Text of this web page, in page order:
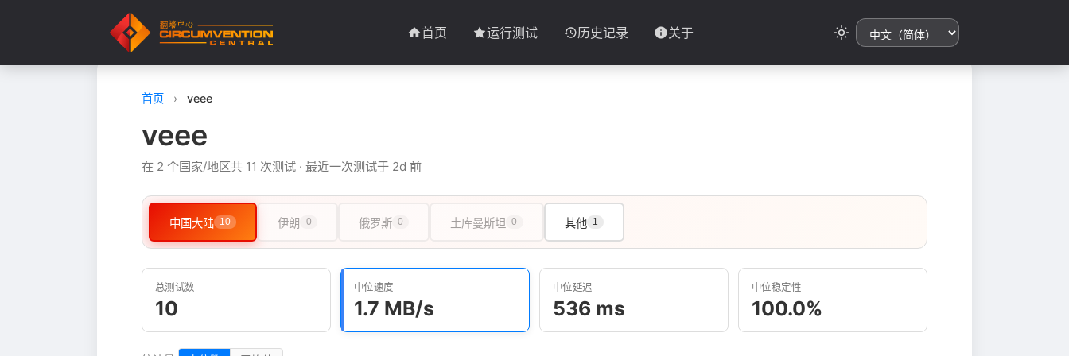
首页 运行测试 历史记录 关于
首页 › veee
veee
在 2 个国家/地区共 11 次测试 · 最近一次测试于 2d 前
中国大陆 10 伊朗 0 俄罗斯 0 土库曼斯坦 0 其他 1
总测试数
10
中位速度
1.7 MB/s
中位延迟
536 ms
中位稳定性
100.0%